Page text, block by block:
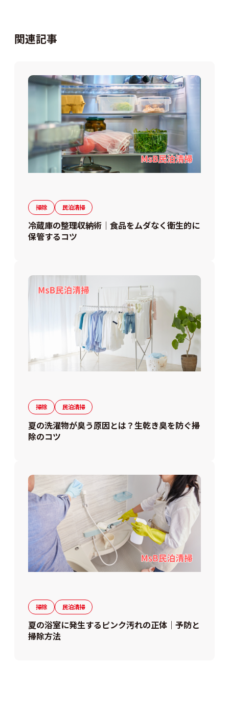
関連記事
掃除 民泊清掃
冷蔵庫の整理収納術｜食品をムダなく衛生的に
保管するコツ
掃除 民泊清掃
夏の洗濯物が臭う原因とは？生乾き臭を防ぐ掃
除のコツ
掃除 民泊清掃
夏の浴室に発生するピンク汚れの正体｜予防と
掃除方法